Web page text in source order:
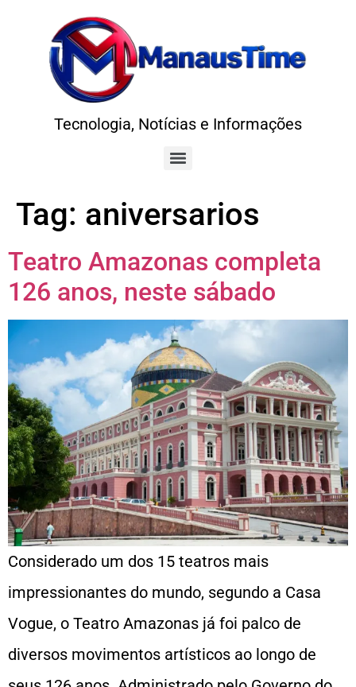
Tecnologia, Notícias e Informações
Tag: aniversarios
Teatro Amazonas completa
126 anos, neste sábado
Considerado um dos 15 teatros mais
impressionantes do mundo, segundo a Casa
Vogue, o Teatro Amazonas já foi palco de
diversos movimentos artísticos ao longo de